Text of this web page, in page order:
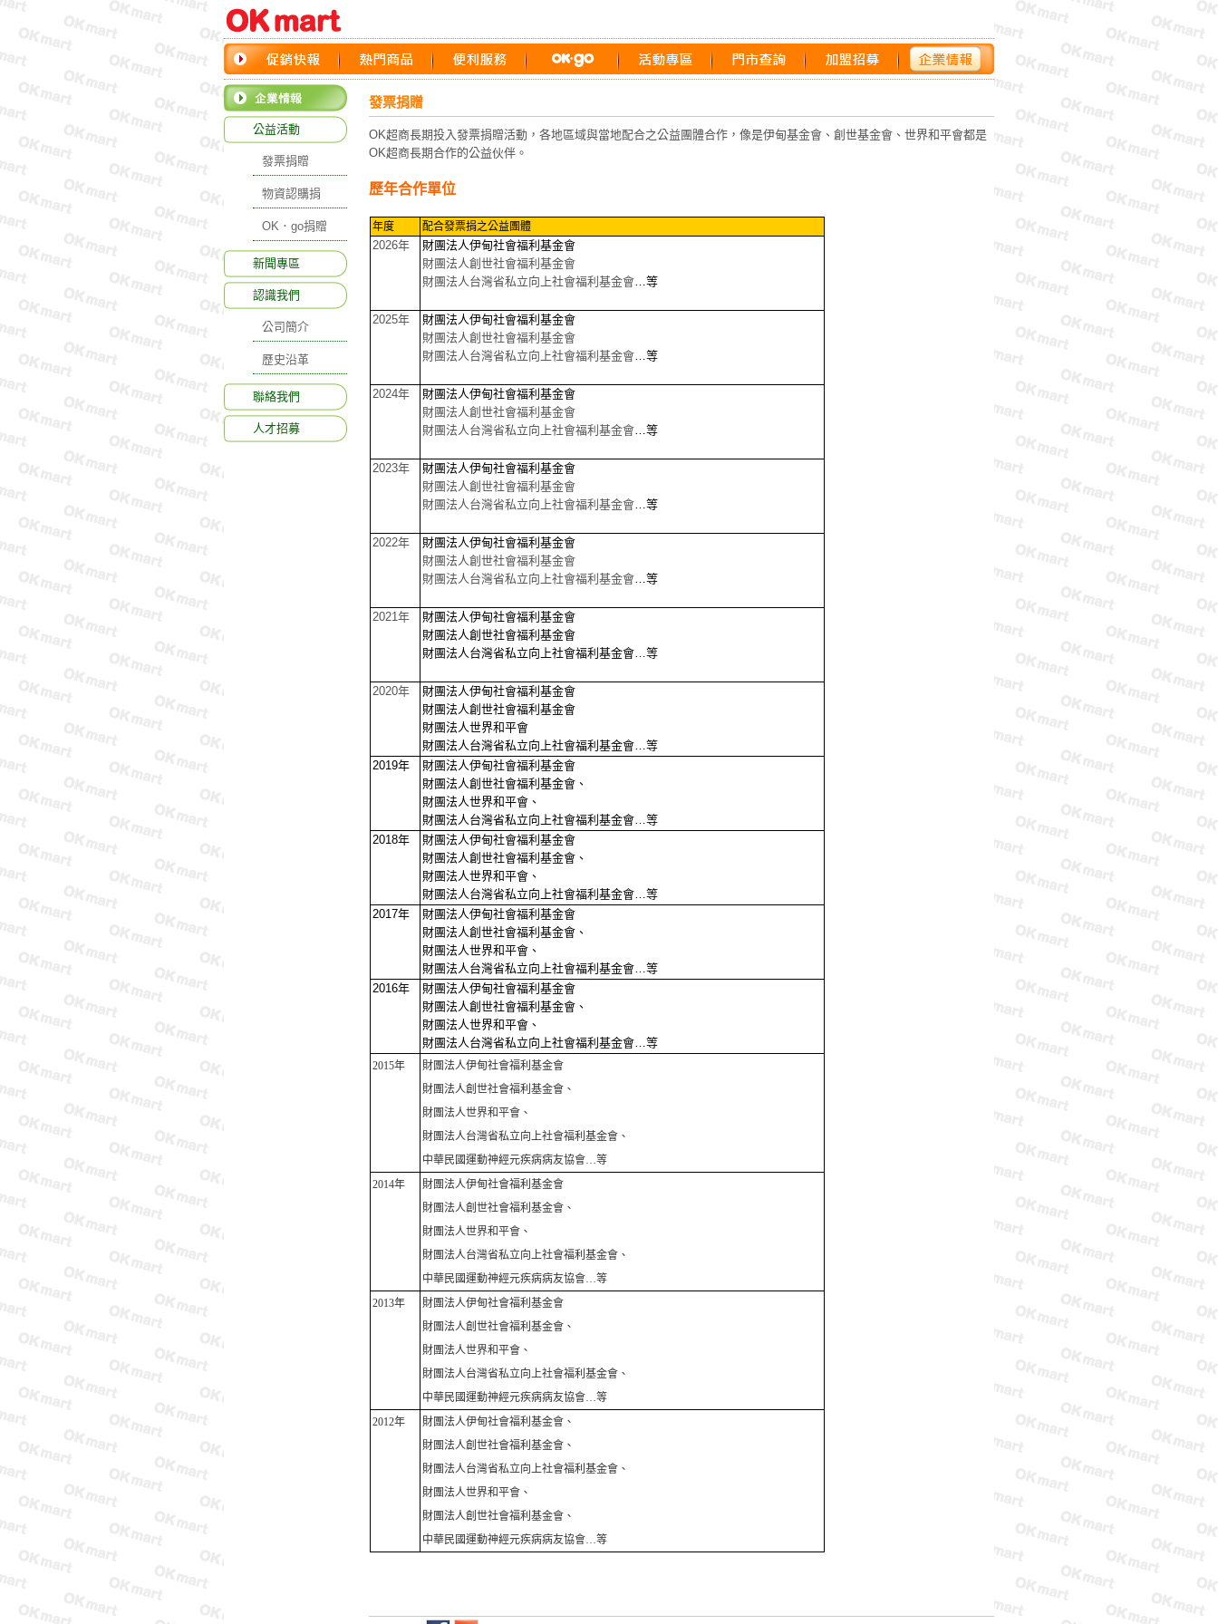
公益活動
發票捐贈
物資認購捐
OK．go捐贈
新聞專區
認識我們
公司簡介
歷史沿革
聯絡我們
人才招募
發票捐贈
OK超商長期投入發票捐贈活動，各地區域與當地配合之公益團體合作，像是伊甸基金會、創世基金會、世界和平會都是
OK超商長期合作的公益伙伴。
歷年合作單位
年度 配合發票捐之公益團體
2026年
財團法人伊甸社會福利基金會
財團法人創世社會福利基金會
財團法人台灣省私立向上社會福利基金會…等
2025年
財團法人伊甸社會福利基金會
財團法人創世社會福利基金會
財團法人台灣省私立向上社會福利基金會…等
2024年
財團法人伊甸社會福利基金會
財團法人創世社會福利基金會
財團法人台灣省私立向上社會福利基金會…等
2023年
財團法人伊甸社會福利基金會
財團法人創世社會福利基金會
財團法人台灣省私立向上社會福利基金會…等
2022年
財團法人伊甸社會福利基金會
財團法人創世社會福利基金會
財團法人台灣省私立向上社會福利基金會…等
2021年
財團法人伊甸社會福利基金會
財團法人創世社會福利基金會
財團法人台灣省私立向上社會福利基金會…等
2020年
財團法人伊甸社會福利基金會
財團法人創世社會福利基金會
財團法人世界和平會
財團法人台灣省私立向上社會福利基金會…等
2019年
財團法人伊甸社會福利基金會
財團法人創世社會福利基金會、
財團法人世界和平會、
財團法人台灣省私立向上社會福利基金會…等
2018年
財團法人伊甸社會福利基金會
財團法人創世社會福利基金會、
財團法人世界和平會、
財團法人台灣省私立向上社會福利基金會…等
2017年
財團法人伊甸社會福利基金會
財團法人創世社會福利基金會、
財團法人世界和平會、
財團法人台灣省私立向上社會福利基金會…等
2016年
財團法人伊甸社會福利基金會
財團法人創世社會福利基金會、
財團法人世界和平會、
財團法人台灣省私立向上社會福利基金會…等
2015年
財團法人伊甸社會福利基金會
財團法人創世社會福利基金會、
財團法人世界和平會、
財團法人台灣省私立向上社會福利基金會、
中華民國運動神經元疾病病友協會…等
2014年
財團法人伊甸社會福利基金會
財團法人創世社會福利基金會、
財團法人世界和平會、
財團法人台灣省私立向上社會福利基金會、
中華民國運動神經元疾病病友協會…等
2013年
財團法人伊甸社會福利基金會
財團法人創世社會福利基金會、
財團法人世界和平會、
財團法人台灣省私立向上社會福利基金會、
中華民國運動神經元疾病病友協會…等
2012年
財團法人伊甸社會福利基金會、
財團法人創世社會福利基金會、
財團法人台灣省私立向上社會福利基金會、
財團法人世界和平會、
財團法人創世社會福利基金會、
中華民國運動神經元疾病病友協會…等